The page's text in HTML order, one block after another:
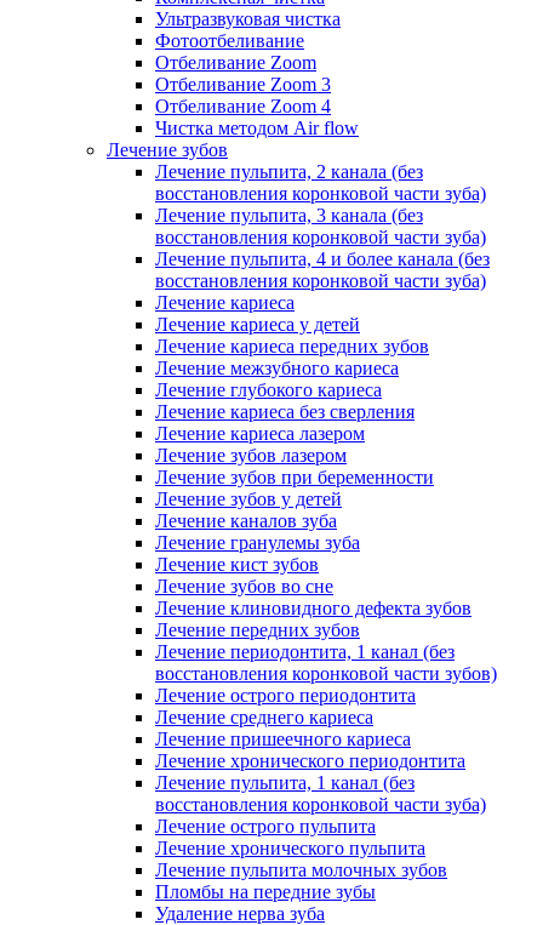
Ультразвуковая чистка
Фотоотбеливание
Отбеливание Zoom
Отбеливание Zoom 3
Отбеливание Zoom 4
Чистка методом Air flow
Лечение зубов
Лечение пульпита, 2 канала (без
восстановления коронковой части зуба)
Лечение пульпита, 3 канала (без
восстановления коронковой части зуба)
Лечение пульпита, 4 и более канала (без
восстановления коронковой части зуба)
Лечение кариеса
Лечение кариеса у детей
Лечение кариеса передних зубов
Лечение межзубного кариеса
Лечение глубокого кариеса
Лечение кариеса без сверления
Лечение кариеса лазером
Лечение зубов лазером
Лечение зубов при беременности
Лечение зубов у детей
Лечение каналов зуба
Лечение гранулемы зуба
Лечение кист зубов
Лечение зубов во сне
Лечение клиновидного дефекта зубов
Лечение передних зубов
Лечение периодонтита, 1 канал (без
восстановления коронковой части зубов)
Лечение острого периодонтита
Лечение среднего кариеса
Лечение пришеечного кариеса
Лечение хронического периодонтита
Лечение пульпита, 1 канал (без
восстановления коронковой части зуба)
Лечение острого пульпита
Лечение хронического пульпита
Лечение пульпита молочных зубов
Пломбы на передние зубы
Удаление нерва зуба